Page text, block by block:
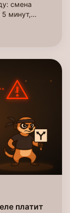
смена
5 минут,
платит